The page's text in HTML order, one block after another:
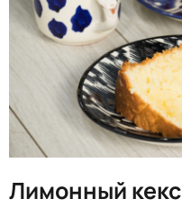
Лимонный кекс